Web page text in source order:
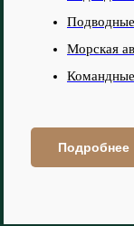
Морская
Подробнее